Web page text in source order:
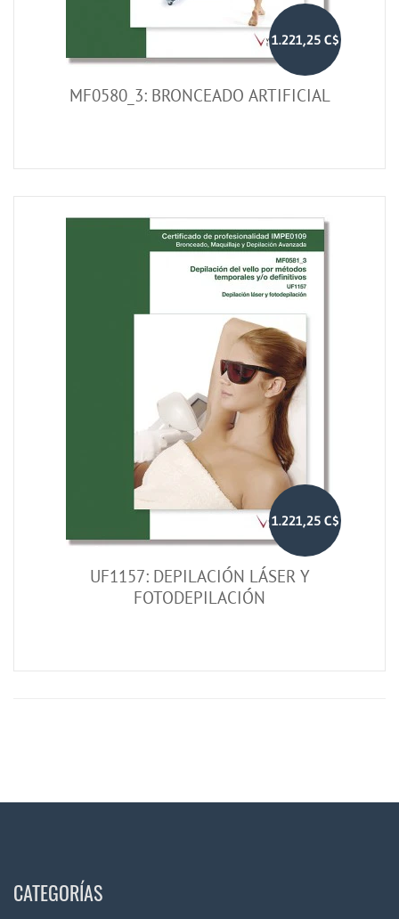
1.221,25 C$
MF0580_3: BRONCEADO ARTIFICIAL
1.221,25 C$
UF1157: DEPILACIÓN LÁSER Y
FOTODEPILACIÓN
CATEGORÍAS